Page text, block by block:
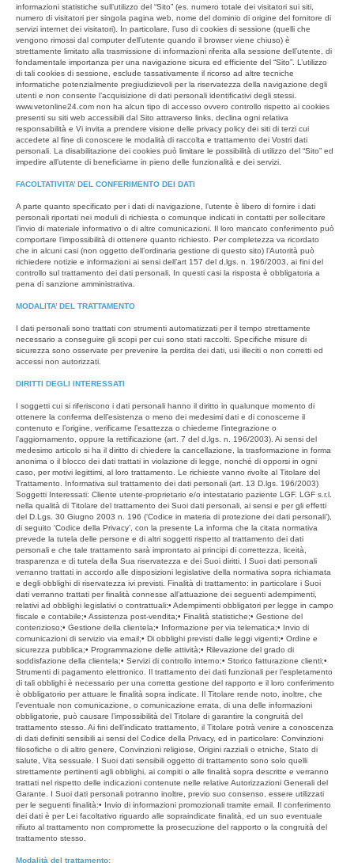
informazioni statistiche sull’utilizzo del “Sito” (es. numero totale dei visitatori sui siti,
numero di visitatori per singola pagina web, nome del dominio di origine del fornitore di
servizi internet dei visitatori). In particolare, l’uso di cookies di sessione (quelli che
vengono rimossi dal computer dell’utente quando il browser viene chiuso) è
strettamente limitato alla trasmissione di informazioni riferita alla sessione dell’utente, di
fondamentale importanza per una navigazione sicura ed efficiente del “Sito”. L’utilizzo
di tali cookies di sessione, esclude tassativamente il ricorso ad altre tecniche
informatiche potenzialmente pregiudizievoli per la riservatezza della navigazione degli
utenti e non consente l’acquisizione di dati personali identificativi degli stessi.
www.vetonline24.com non ha alcun tipo di accesso ovvero controllo rispetto ai cookies
presenti su siti web accessibili dal Sito attraverso links, declina ogni relativa
responsabilità e Vi invita a prendere visione delle privacy policy dei siti di terzi cui
accedete al fine di conoscere le modalità di raccolta e trattamento dei Vostri dati
personali. La disabilitazione dei cookies può limitare le possibilità di utilizzo del “Sito” ed
impedire all’utente di beneficiarne in pieno delle funzionalità e dei servizi.
FACOLTATIVITA’ DEL CONFERIMENTO DEI DATI
A parte quanto specificato per i dati di navigazione, l’utente è libero di fornire i dati
personali riportati nei moduli di richiesta o comunque indicati in contatti per sollecitare
l’invio di materiale informativo o di altre comunicazioni. Il loro mancato conferimento può
comportare l’impossibilità di ottenere quanto richiesto. Per completezza va ricordato
che in alcuni casi (non oggetto dell’ordinaria gestione di questo sito) l’Autorità può
richiedere notizie e informazioni ai sensi dell’art 157 del d.lgs. n. 196/2003, ai fini del
controllo sul trattamento dei dati personali. In questi casi la risposta è obbligatoria a
pena di sanzione amministrativa.
MODALITA’ DEL TRATTAMENTO
I dati personali sono trattati con strumenti automatizzati per il tempo strettamente
necessario a conseguire gli scopi per cui sono stati raccolti. Specifiche misure di
sicurezza sono osservate per prevenire la perdita dei dati, usi illeciti o non corretti ed
accessi non autorizzati.
DIRITTI DEGLI INTERESSATI
I soggetti cui si riferiscono i dati personali hanno il diritto in qualunque momento di
ottenere la conferma dell’esistenza o meno dei medesimi dati e di conoscerne il
contenuto e l’origine, verificarne l’esattezza o chiederne l’integrazione o
l’aggiornamento, oppure la rettificazione (art. 7 del d.lgs. n. 196/2003). Ai sensi del
medesimo articolo si ha il diritto di chiedere la cancellazione, la trasformazione in forma
anonima o il blocco dei dati trattati in violazione di legge, nonché di opporsi in ogni
caso, per motivi legittimi, al loro trattamento. Le richieste vanno rivolte al Titolare del
Trattamento. Informativa sul trattamento dei dati personali (art. 13 D.lgs. 196/2003)
Soggetti Interessati: Cliente utente-proprietario e/o intestatario paziente LGF. LGF s.r.l.
nella qualità di Titolare del trattamento dei Suoi dati personali, ai sensi e per gli effetti
del D.Lgs. 30 Giugno 2003 n. 196 (‘Codice in materia di protezione dei dati personali’),
di seguito ‘Codice della Privacy’, con la presente La informa che la citata normativa
prevede la tutela delle persone e di altri soggetti rispetto al trattamento dei dati
personali e che tale trattamento sarà improntato ai principi di correttezza, liceità,
trasparenza e di tutela della Sua riservatezza e dei Suoi diritti. I Suoi dati personali
verranno trattati in accordo alle disposizioni legislative della normativa sopra richiamata
e degli obblighi di riservatezza ivi previsti. Finalità di trattamento: in particolare i Suoi
dati verranno trattati per finalità connesse all’attuazione dei seguenti adempimenti,
relativi ad obblighi legislativi o contrattuali:• Adempimenti obbligatori per legge in campo
fiscale e contabile;• Assistenza post-vendita;• Finalità statistiche;• Gestione del
contenzioso;• Gestione della clientela;• Informazione per via telematica;• Invio di
comunicazioni di servizio via email;• Di obblighi previsti dalle leggi vigenti;• Ordine e
sicurezza pubblica;• Programmazione delle attività;• Rilevazione del grado di
soddisfazione della clientela;• Servizi di controllo interno;• Storico fatturazione clienti;•
Strumenti di pagamento elettronico. Il trattamento dei dati funzionali per l’espletamento
di tali obblighi è necessario per una corretta gestione del rapporto e il loro conferimento
è obbligatorio per attuare le finalità sopra indicate. Il Titolare rende noto, inoltre, che
l’eventuale non comunicazione, o comunicazione errata, di una delle informazioni
obbligatorie, può causare l’impossibilità del Titolare di garantire la congruità del
trattamento stesso. Ai fini dell’indicato trattamento, il Titolare potrà venire a conoscenza
di dati definiti sensibili ai sensi del Codice della Privacy, ed in particolare: Convinzioni
filosofiche o di altro genere, Convinzioni religiose, Origini razziali o etniche, Stato di
salute, Vita sessuale. I Suoi dati sensibili oggetto di trattamento sono solo quelli
strettamente pertinenti agli obblighi, ai compiti o alle finalità sopra descritte e verranno
trattati nel rispetto delle indicazioni contenute nelle relative Autorizzazioni Generali del
Garante. I Suoi dati personali potranno inoltre, previo suo consenso, essere utilizzati
per le seguenti finalità:• Invio di informazioni promozionali tramite email. Il conferimento
dei dati è per Lei facoltativo riguardo alle sopraindicate finalità, ed un suo eventuale
rifiuto al trattamento non compromette la prosecuzione del rapporto o la congruità del
trattamento stesso.
Modalità del trattamento: